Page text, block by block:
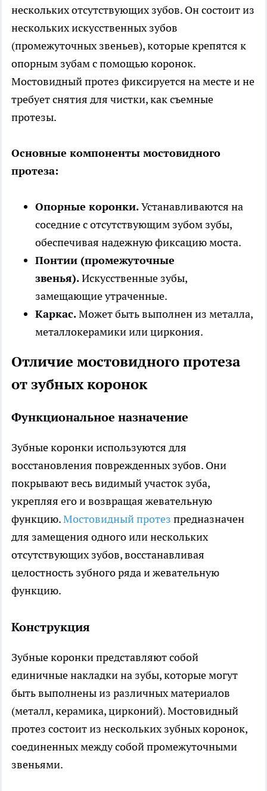
нескольких отсутствующих зубов. Он состоит из
нескольких искусственных зубов
(промежуточных звеньев), которые крепятся к
опорным зубам с помощью коронок.
Мостовидный протез фиксируется на месте и не
требует снятия для чистки, как съемные
протезы.
Основные компоненты мостовидного
протеза:
Опорные коронки.Устанавливаются на
соседние с отсутствующим зубом зубы,
обеспечивая надежную фиксацию моста.
Понтии (промежуточные
звенья).Искусственные зубы,
замещающие утраченные.
Каркас.Может быть выполнен из металла,
металлокерамики или циркония.
Отличие мостовидного протеза
от зубных коронок
Функциональное назначение
Зубные коронки используются для
восстановления поврежденных зубов. Они
покрывают весь видимый участок зуба,
укрепляя его и возвращая жевательную
функцию.Мостовидный протез предназначен
для замещения одного или нескольких
отсутствующих зубов, восстанавливая
целостность зубного ряда и жевательную
функцию.
Конструкция
Зубные коронки представляют собой
единичные накладки на зубы, которые могут
быть выполнены из различных материалов
(металл, керамика, цирконий). Мостовидный
протез состоит из нескольких зубных коронок,
соединенных между собой промежуточными
звеньями.